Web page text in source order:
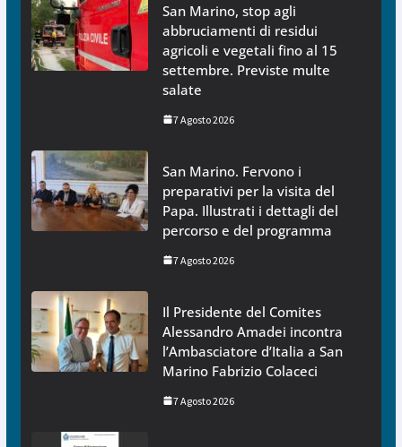
San Marino, stop agli
abbruciamenti di residui
agricoli e vegetali fino al 15
settembre. Previste multe
salate
7 Agosto 2026
San Marino. Fervono i
preparativi per la visita del
Papa. Illustrati i dettagli del
percorso e del programma
7 Agosto 2026
Il Presidente del Comites
Alessandro Amadei incontra
l’Ambasciatore d’Italia a San
Marino Fabrizio Colaceci
7 Agosto 2026